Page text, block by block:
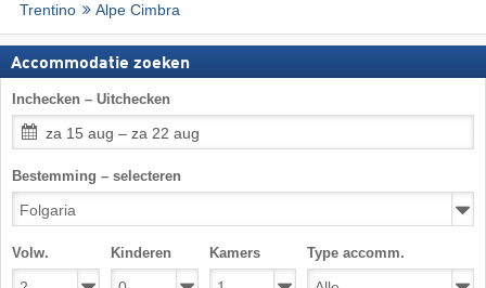
Trentino
Alpe Cimbra
Accommodatie zoeken
Inchecken – Uitchecken
za 15 aug – za 22 aug
Bestemming – selecteren
Volw. Kinderen Kamers Type accomm.